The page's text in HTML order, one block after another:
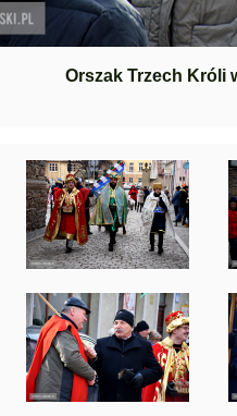
Orszak Trzech Króli